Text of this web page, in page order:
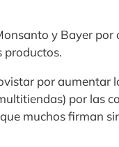
y Bayer
productos.
por aumentar
por las
muchos firman